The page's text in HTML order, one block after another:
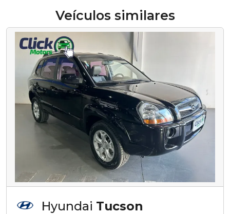
Veículos similares
Hyundai Tucson